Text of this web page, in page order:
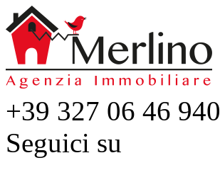
+39 327 06 46 940
Seguici su